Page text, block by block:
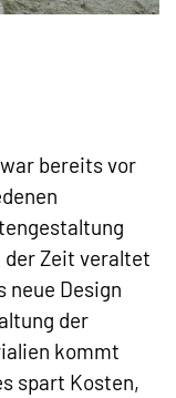
bereits vor
Zeit veraltet
neue Design
der
kommt
spart Kosten,